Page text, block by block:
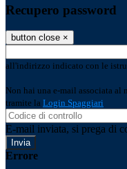
Recupero password
button close ×
all'indirizzo indicato con le
Non hai una e-mail associata al
tramite la Login Spaggiari
E-mail inviata, si prega di
Errore